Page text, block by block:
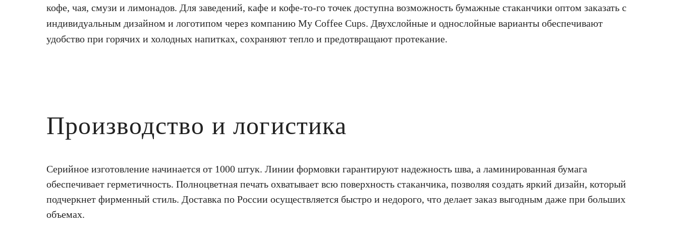
кофе, чая, смузи и лимонадов. Для заведений, кафе и кофе-то‑го точек доступна возможность бумажные стаканчики оптом заказать с
индивидуальным дизайном и логотипом через компанию My Coffee Cups. Двухслойные и однослойные варианты обеспечивают
удобство при горячих и холодных напитках, сохраняют тепло и предотвращают протекание.
Производство и логистика
Серийное изготовление начинается от 1000 штук. Линии формовки гарантируют надежность шва, а ламинированная бумага
обеспечивает герметичность. Полноцветная печать охватывает всю поверхность стаканчика, позволяя создать яркий дизайн, который
подчеркнет фирменный стиль. Доставка по России осуществляется быстро и недорого, что делает заказ выгодным даже при больших
объемах.